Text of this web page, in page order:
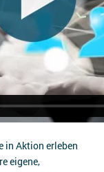
in Aktion erleben
eigene,